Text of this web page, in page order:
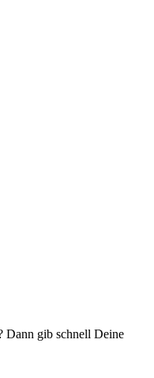
Dann gib schnell Deine